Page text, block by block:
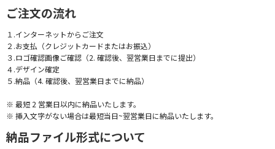
ご注文の流れ
１.インターネットからご注文
２.お支払（クレジットカードまたはお振込）
３.ロゴ確認画像ご確認（2. 確認後、翌営業日までに提出）
４.デザイン確定
５.納品（4. 確認後、翌営業日までに納品）
※ 最短 2 営業日以内に納品いたします。
※ 挿入文字がない場合は最短当日~翌営業日に納品いたします。
納品ファイル形式について